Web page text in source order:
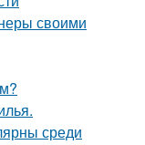
своими
среди